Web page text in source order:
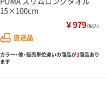
15×100cm
￥979（税込）
直送品
カラー・他・販売単位違いの商品が3商品あり
ます